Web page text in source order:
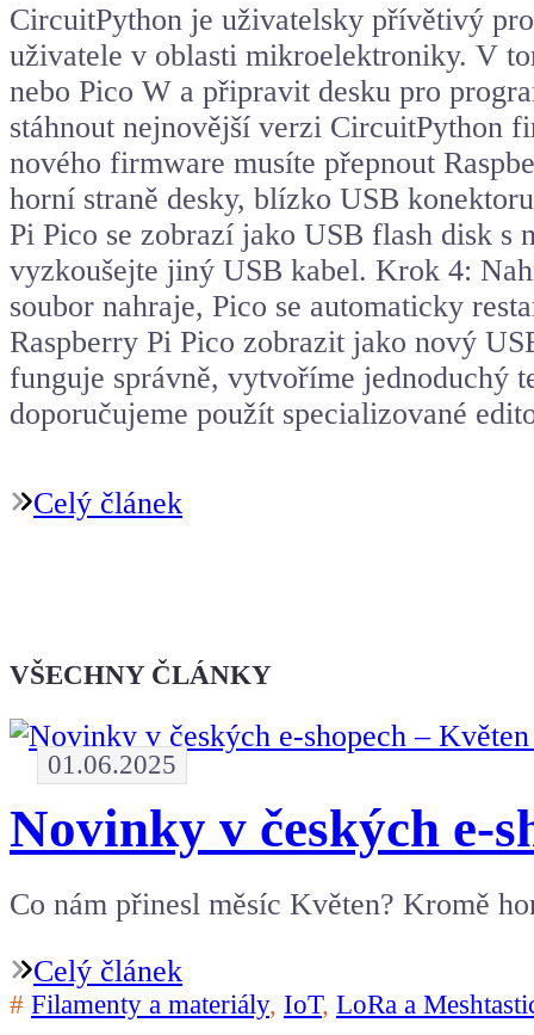
CircuitPython je uživatelsky přívětivý
uživatele v oblasti mikroelektroniky. V
nebo Pico W a připravit desku pro
stáhnout nejnovější verzi CircuitPython
nového firmware musíte přepnout
horní straně desky, blízko USB
Pi Pico se zobrazí jako USB flash disk s
vyzkoušejte jiný USB kabel. Krok 4:
soubor nahraje, Pico se automaticky
Raspberry Pi Pico zobrazit jako nový
funguje správně, vytvoříme jednoduchý
doporučujeme použít specializované
Celý článek
VŠECHNY ČLÁNKY
01.06.2025
Novinky v českých e-
Co nám přinesl měsíc Květen? Kromě
Celý článek
# Filamenty a materiály, IoT, LoRa a